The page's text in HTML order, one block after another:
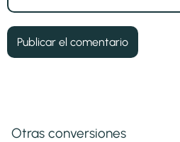
Otras conversiones